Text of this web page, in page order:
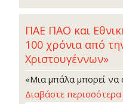
ΠΑΕ ΠΑΟ και
100 χρόνια από
Χριστουγέννων»
«Μια μπάλα μπορεί να
Διαβάστε περισσότερα